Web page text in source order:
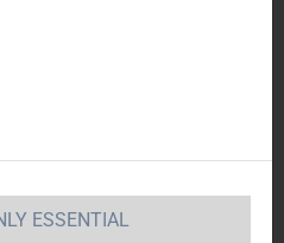
AG
schwierigen
ESSENTIAL